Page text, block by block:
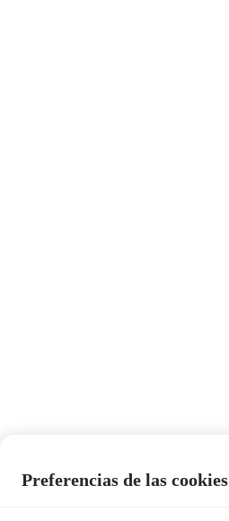
Preferencias de las cookies